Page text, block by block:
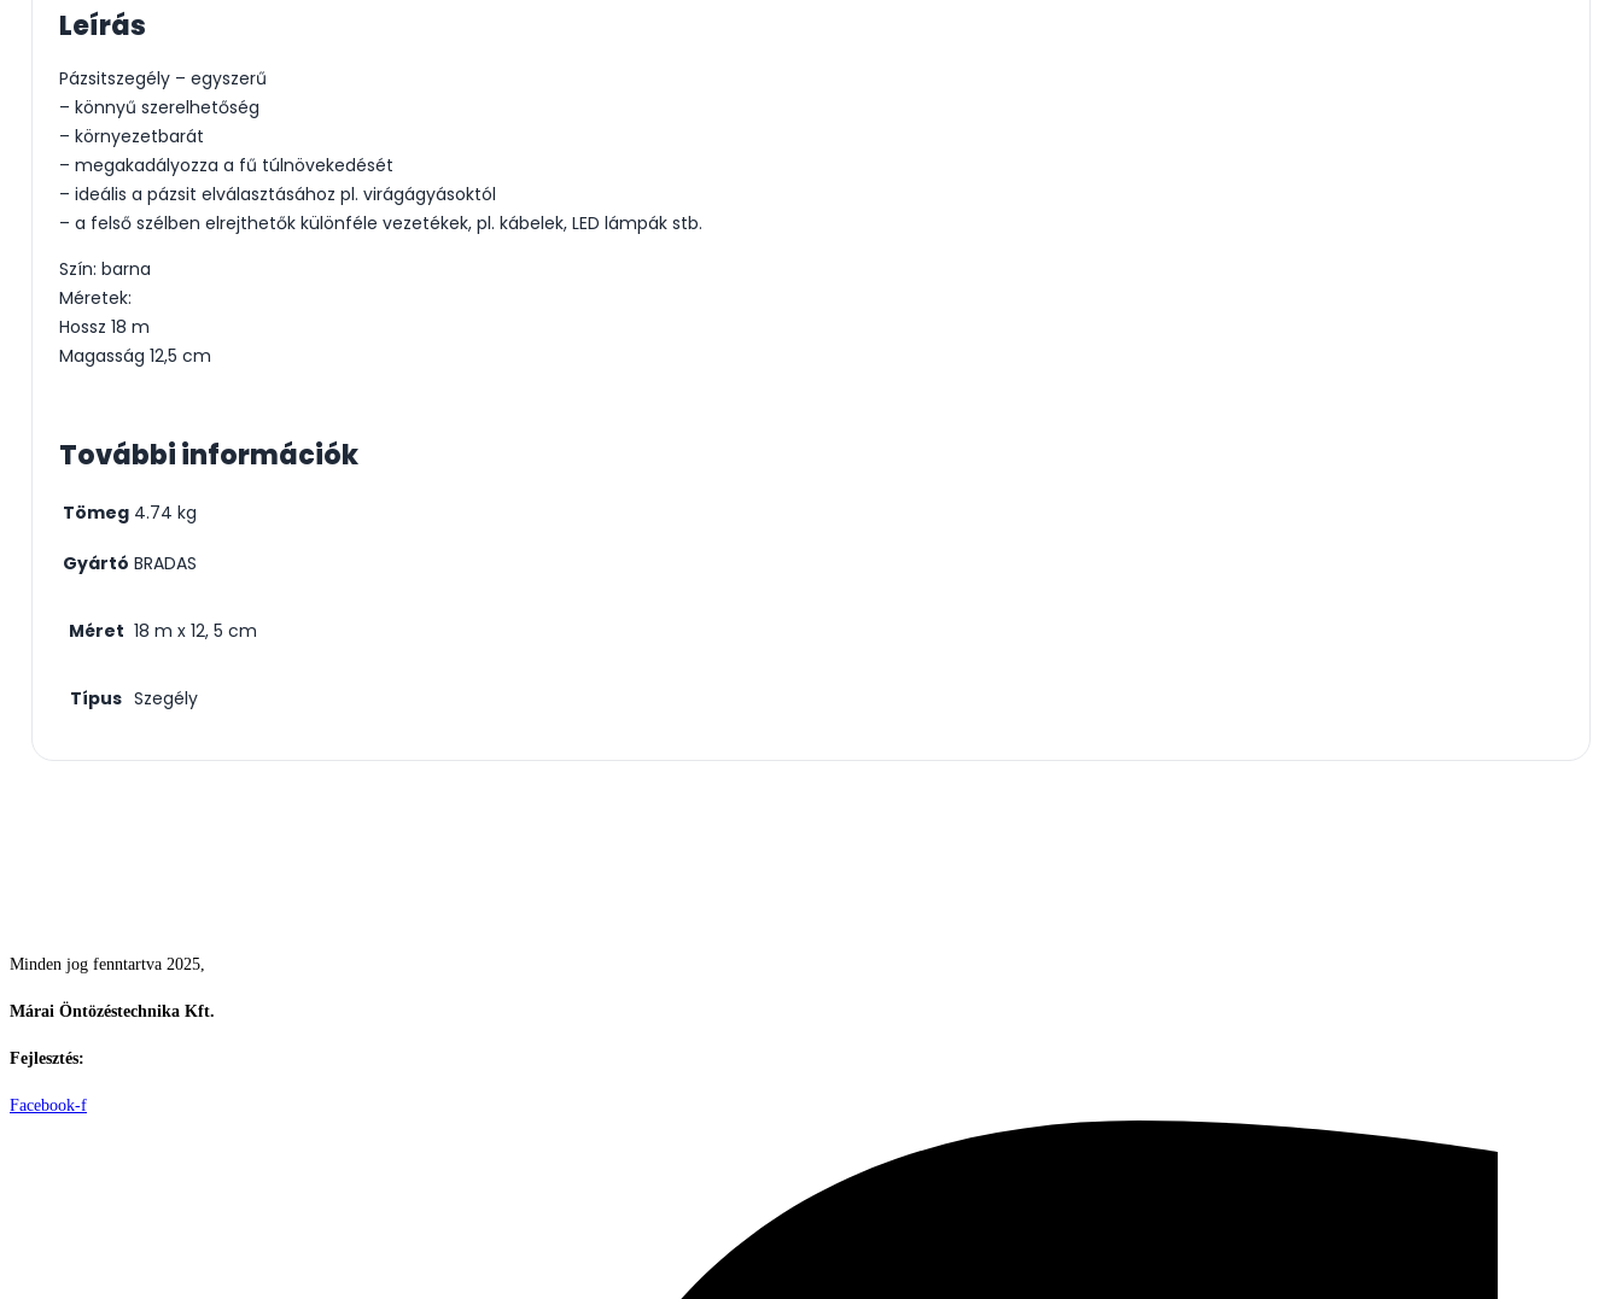
Leírás
Pázsitszegély – egyszerű
– könnyű szerelhetőség
– környezetbarát
– megakadályozza a fű túlnövekedését
– ideális a pázsit elválasztásához pl. virágágyásoktól
– a felső szélben elrejthetők különféle vezetékek, pl. kábelek, LED lámpák stb.
Szín: barna
Méretek:
Hossz 18 m
Magasság 12,5 cm
További információk
Tömeg 4.74 kg
Gyártó BRADAS
Méret 18 m x 12, 5 cm
Típus Szegély
Minden jog fenntartva 2025,
Márai Öntözéstechnika Kft.
Fejlesztés:
Facebook-f